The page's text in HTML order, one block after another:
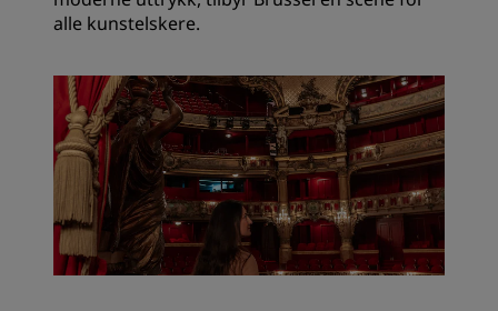
alle kunstelskere.